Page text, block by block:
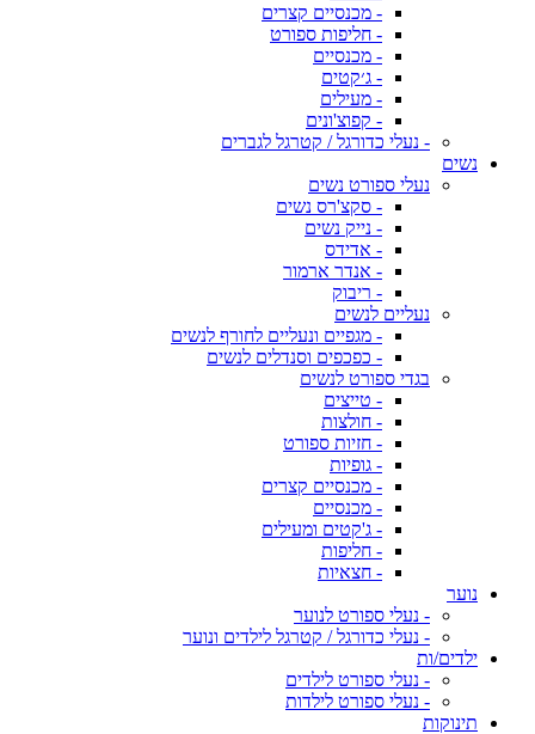
- מכנסיים קצרים
- חליפות ספורט
- מכנסיים
- ג׳קטים
- מעילים
- קפוצ'ונים
- נעלי כדורגל / קטרגל לגברים
נשים
נעלי ספורט נשים
- סקצ'רס נשים
- נייק נשים
- אדידס
- אנדר ארמור
- ריבוק
נעליים לנשים
- מגפיים ונעליים לחורף לנשים
- כפכפים וסנדלים לנשים
בגדי ספורט לנשים
- טייצים
- חולצות
- חזיות ספורט
- גופיות
- מכנסיים קצרים
- מכנסיים
- ג'קטים ומעילים
- חליפות
- חצאיות
נוער
- נעלי ספורט לנוער
- נעלי כדורגל / קטרגל לילדים ונוער
ילדים/ות
- נעלי ספורט לילדים
- נעלי ספורט לילדות
תינוקות